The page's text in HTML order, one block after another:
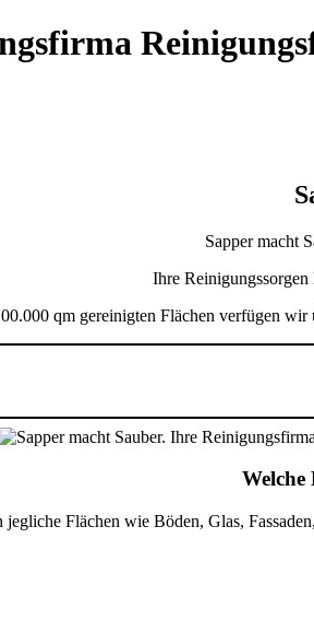
Sapper macht
Ihre
qm gereinigten Flächen verfügen
jegliche Flächen wie Böden, Glas,